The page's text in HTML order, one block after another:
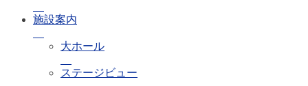
施設案内
大ホール
ステージビュー